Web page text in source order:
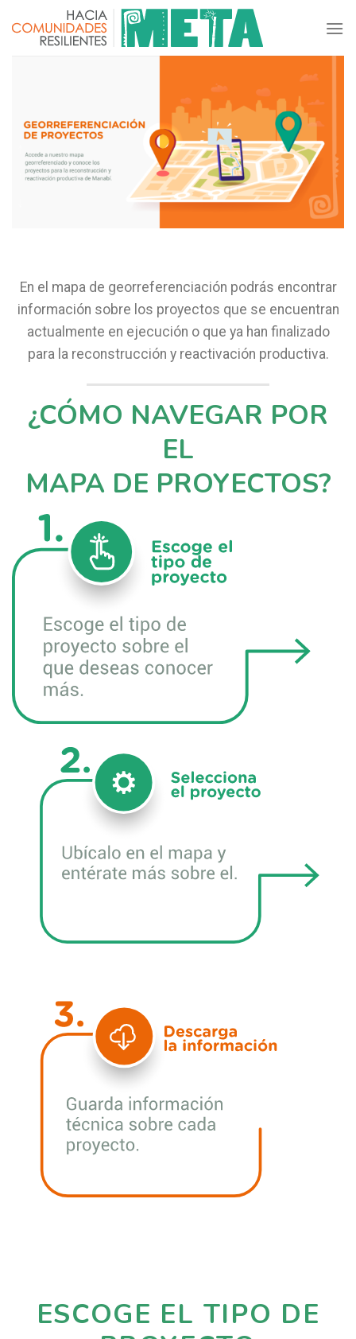
content
En el mapa de georreferenciación podrás encontrar
información sobre los proyectos que se encuentran
actualmente en ejecución o que ya han finalizado
para la reconstrucción y reactivación productiva.
¿CÓMO NAVEGAR POR
EL
MAPA DE PROYECTOS?
ESCOGE EL TIPO DE